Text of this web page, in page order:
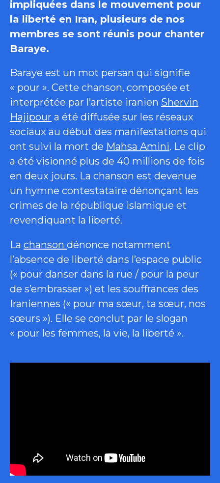
impliquées dans le mouvement pour
la liberté en Iran, plusieurs de nos
membres se sont réunis pour chanter
Baraye.
Baraye est un mot persan qui signifie
« pour ». Cette chanson, composée et
interprétée par l’artiste iranien Shervin
Hajipour a été diffusée sur les réseaux
sociaux au début des manifestations qui
ont suivi la mort de Mahsa Amini. Le clip
a été visionné plus de 40 millions de fois
en deux jours. La chanson est devenue
un hymne contestataire dénonçant les
crimes de la république islamique et
revendiquant la liberté.
La chanson dénonce notamment
l’absence de liberté dans l’espace public
(« pour danser dans la rue / pour la peur
de s’embrasser ») et les souffrances des
Iraniennes (« pour ma sœur, ta sœur, nos
sœurs »). Elle se conclut par le slogan
« pour les femmes, la vie, la liberté ».